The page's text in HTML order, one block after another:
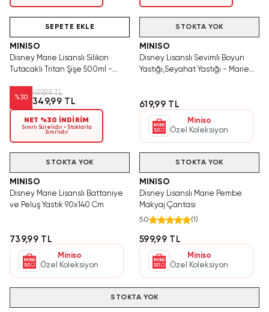
Tükenmeden Satın Al
SEPETE EKLE
MINISO
Disney Marie Lisanslı Silikon
Tutacaklı Tritan Şişe 500ml -
%30
499,99 TL
349,99 TL
NET %30 İNDİRİM
Sınırlı Sürelidir • Stoklarla
Sınırlıdır
STOKTA YOK
MINISO
Disney Lisanslı Sevimli Boyun
Yastığı,Seyahat Yastığı - Marie
619,99 TL
Miniso
Özel Koleksiyon
STOKTA YOK
MINISO
Disney Marie Lisanslı Battaniye
ve Peluş Yastık 90x140 Cm
739,99 TL
Miniso
Özel Koleksiyon
STOKTA YOK
MINISO
Disney Lisanslı Marie Pembe
Makyaj Çantası
5.0 (1 )
599,99 TL
Miniso
Özel Koleksiyon
STOKTA YOK